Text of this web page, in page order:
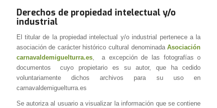
Derechos de propiedad intelectual y/o
industrial
El titular de la propiedad intelectual y/o industrial pertenece a la
asociación de carácter histórico cultural denominadaAsociación
carnavaldemiguelturra.es, a excepción de las fotografías o
documentos cuyo propietario es su autor, que ha cedido
voluntariamente dichos archivos para su uso en
carnavaldemiguelturra.es
Se autoriza al usuario a visualizar la información que se contiene